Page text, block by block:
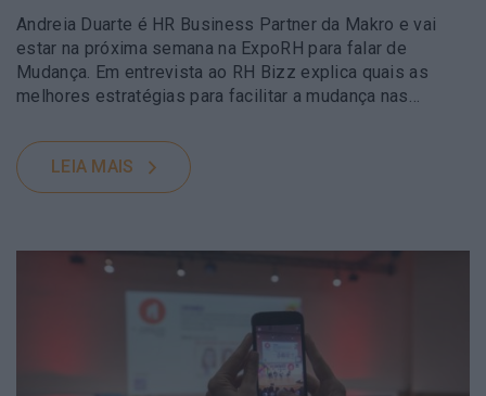
Andreia Duarte é HR Business Partner da Makro e vai
estar na próxima semana na ExpoRH para falar de
Mudança. Em entrevista ao RH Bizz explica quais as
melhores estratégias para facilitar a mudança nas…
LEIA MAIS